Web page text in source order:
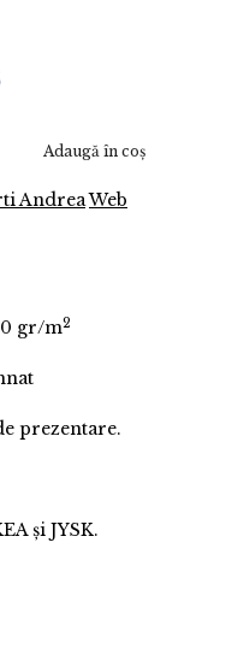
Adaugă în coş
AndreaWeb
gr/m2
prezentare.
și JYSK.